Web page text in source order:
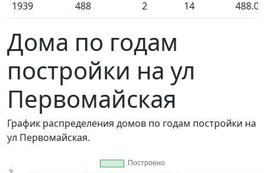
1939
488 2 14 488.00
Дома по годам
постройки на ул
Первомайская
График распределения домов по годам постройки на
ул Первомайская.